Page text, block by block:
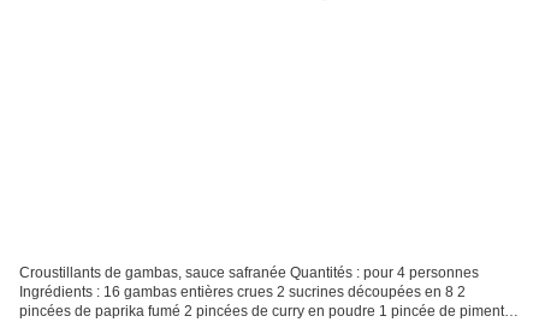
Croustillants de gambas, sauce safranée Quantités : pour 4 personnes
Ingrédients : 16 gambas entières crues 2 sucrines découpées en 8 2
pincées de paprika fumé 2 pincées de curry en poudre 1 pincée de piment